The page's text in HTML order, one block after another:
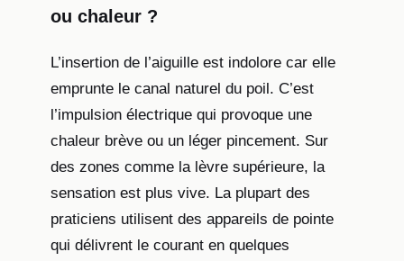
ou chaleur ?
L’insertion de l’aiguille est indolore car elle
emprunte le canal naturel du poil. C’est
l’impulsion électrique qui provoque une
chaleur brève ou un léger pincement. Sur
des zones comme la lèvre supérieure, la
sensation est plus vive. La plupart des
praticiens utilisent des appareils de pointe
qui délivrent le courant en quelques